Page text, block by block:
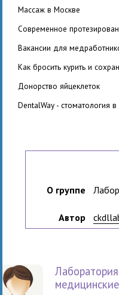
Массаж в Москве
Современное
вакансии для
Как бросить курить и
Донорство яйцеклеток
DentalWay - стоматология
О группе
Автор